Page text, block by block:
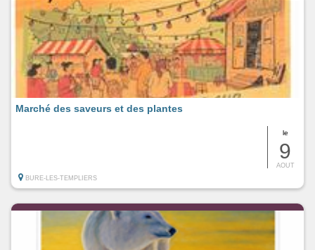
le
9
AOUT
Marché des saveurs et des plantes
BURE-LES-TEMPLIERS